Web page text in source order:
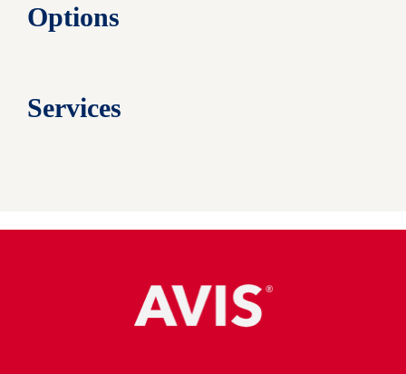
Options
Services